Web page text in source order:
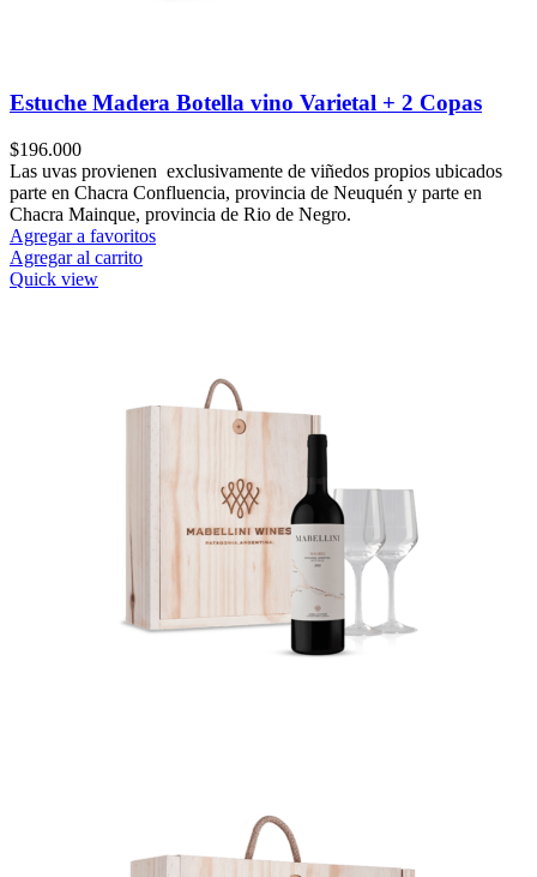
Estuche Madera Botella vino Varietal + 2 Copas
$196.000
Las uvas provienen exclusivamente de viñedos propios ubicados
parte en Chacra Confluencia, provincia de Neuquén y parte en
Chacra Mainque, provincia de Rio de Negro.
Agregar a favoritos
Agregar al carrito
Quick view